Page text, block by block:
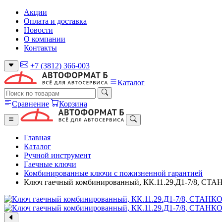
Акции
Оплата и доставка
Новости
О компании
Контакты
+7 (3812) 366-003
Каталог
Сравнение Корзина
Главная
Каталог
Ручной инструмент
Гаечные ключи
Комбинированные ключи с пожизненной гарантией
Ключ гаечный комбинированный, КК.11.29.Д1-7/8,